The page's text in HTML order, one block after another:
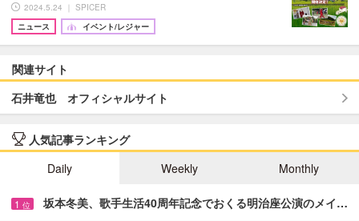
2024.5.24 ｜ SPICER
ニュース
イベント/レジャー
関連サイト
石井竜也 オフィシャルサイト
人気記事ランキング
Daily
Weekly Monthly
1 位 坂本冬美、歌手生活40周年記念でおくる明治座公演のメイ…